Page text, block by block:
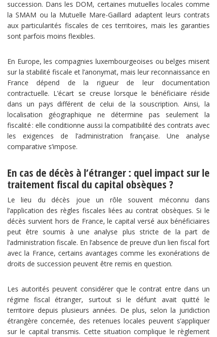
succession. Dans les DOM, certaines mutuelles locales comme
la SMAM ou la Mutuelle Mare-Gaillard adaptent leurs contrats
aux particularités fiscales de ces territoires, mais les garanties
sont parfois moins flexibles.
En Europe, les compagnies luxembourgeoises ou belges misent
sur la stabilité fiscale et l’anonymat, mais leur reconnaissance en
France dépend de la rigueur de leur documentation
contractuelle. L’écart se creuse lorsque le bénéficiaire réside
dans un pays différent de celui de la souscription. Ainsi, la
localisation géographique ne détermine pas seulement la
fiscalité : elle conditionne aussi la compatibilité des contrats avec
les exigences de l’administration française. Une analyse
comparative s’impose.
En cas de décès à l’étranger : quel impact sur le
traitement fiscal du capital obsèques ?
Le lieu du décès joue un rôle souvent méconnu dans
l’application des règles fiscales liées au contrat obsèques. Si le
décès survient hors de France, le capital versé aux bénéficiaires
peut être soumis à une analyse plus stricte de la part de
l’administration fiscale. En l’absence de preuve d’un lien fiscal fort
avec la France, certains avantages comme les exonérations de
droits de succession peuvent être remis en question.
Les autorités peuvent considérer que le contrat entre dans un
régime fiscal étranger, surtout si le défunt avait quitté le
territoire depuis plusieurs années. De plus, selon la juridiction
étrangère concernée, des retenues locales peuvent s’appliquer
sur le capital transmis. Cette situation complique le règlement